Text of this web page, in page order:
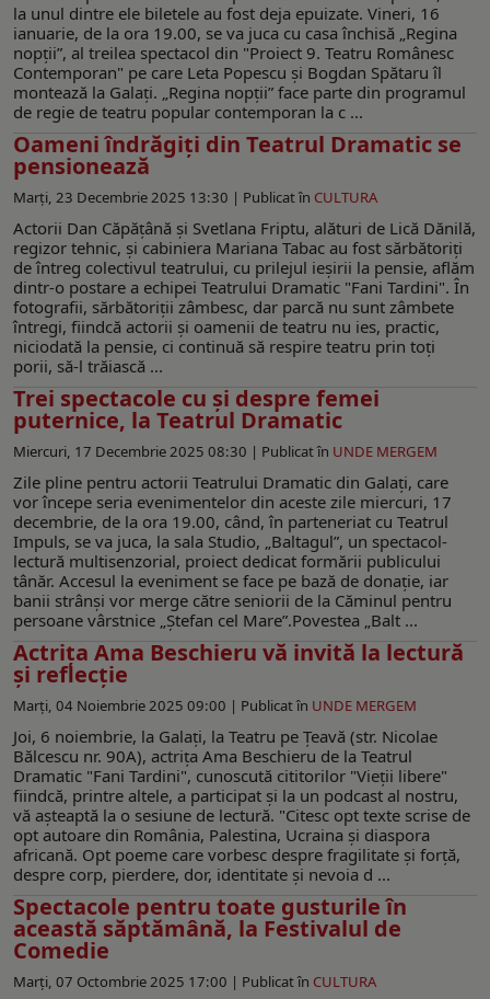
la unul dintre ele biletele au fost deja epuizate. Vineri, 16
ianuarie, de la ora 19.00, se va juca cu casa închisă „Regina
nopții”, al treilea spectacol din "Proiect 9. Teatru Românesc
Contemporan" pe care Leta Popescu și Bogdan Spătaru îl
montează la Galați. „Regina nopții” face parte din programul
de regie de teatru popular contemporan la c ...
Oameni îndrăgiţi din Teatrul Dramatic se
pensionează
Marți, 23 Decembrie 2025 13:30 | Publicat în CULTURA
Actorii Dan Căpăţână şi Svetlana Friptu, alături de Lică Dănilă,
regizor tehnic, și cabiniera Mariana Tabac au fost sărbătoriți
de întreg colectivul teatrului, cu prilejul ieşirii la pensie, aflăm
dintr-o postare a echipei Teatrului Dramatic "Fani Tardini". În
fotografii, sărbătoriţii zâmbesc, dar parcă nu sunt zâmbete
întregi, fiindcă actorii şi oamenii de teatru nu ies, practic,
niciodată la pensie, ci continuă să respire teatru prin toţi
porii, să-l trăiască ...
Trei spectacole cu şi despre femei
puternice, la Teatrul Dramatic
Miercuri, 17 Decembrie 2025 08:30 | Publicat în UNDE MERGEM
Zile pline pentru actorii Teatrului Dramatic din Galați, care
vor începe seria evenimentelor din aceste zile miercuri, 17
decembrie, de la ora 19.00, când, în parteneriat cu Teatrul
Impuls, se va juca, la sala Studio, „Baltagul”, un spectacol-
lectură multisenzorial, proiect dedicat formării publicului
tânăr. Accesul la eveniment se face pe bază de donație, iar
banii strânși vor merge către seniorii de la Căminul pentru
persoane vârstnice „Ștefan cel Mare”.Povestea „Balt ...
Actriţa Ama Beschieru vă invită la lectură
şi reflecţie
Marți, 04 Noiembrie 2025 09:00 | Publicat în UNDE MERGEM
Joi, 6 noiembrie, la Galați, la Teatru pe Ţeavă (str. Nicolae
Bălcescu nr. 90A), actriţa Ama Beschieru de la Teatrul
Dramatic "Fani Tardini", cunoscută cititorilor "Vieţii libere"
fiindcă, printre altele, a participat şi la un podcast al nostru,
vă aşteaptă la o sesiune de lectură. "Citesc opt texte scrise de
opt autoare din România, Palestina, Ucraina și diaspora
africană. Opt poeme care vorbesc despre fragilitate și forță,
despre corp, pierdere, dor, identitate și nevoia d ...
Spectacole pentru toate gusturile în
această săptămână, la Festivalul de
Comedie
Marți, 07 Octombrie 2025 17:00 | Publicat în CULTURA